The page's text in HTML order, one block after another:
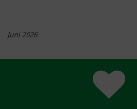
Juni 2026